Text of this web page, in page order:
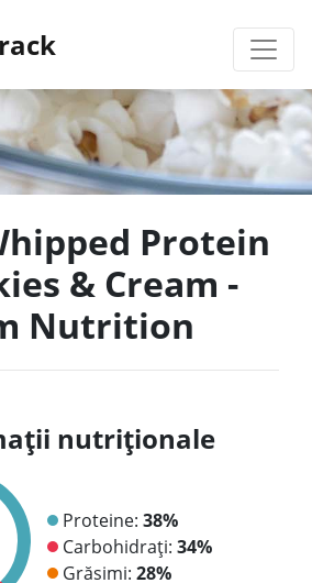
Protein
& Cream -
Nutrition
nutriționale
Proteine: 38%
Carbohidrați: 34%
Grăsimi: 28%